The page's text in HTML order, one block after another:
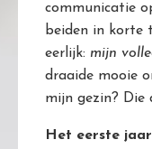
communicatie
beiden in korte
eerlijk: mijn
draaide mooie
mijn gezin? Die
Het eerste